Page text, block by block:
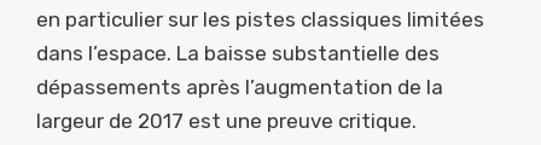
en particulier sur les pistes classiques limitées
dans l’espace. La baisse substantielle des
dépassements après l’augmentation de la
largeur de 2017 est une preuve critique.